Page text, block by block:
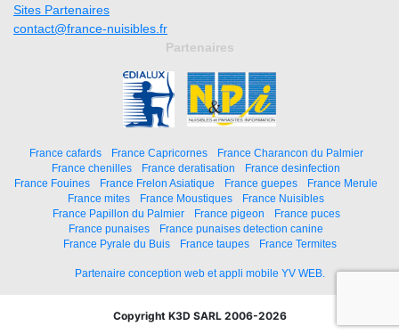
Sites Partenaires
contact@france-nuisibles.fr
Partenaires
France cafards France Capricornes
France Charancon du Palmier
France chenilles
France deratisation
France desinfection
France Fouines
France Frelon Asiatique France guepes
France Merule
France mites
France Moustiques
France Nuisibles
France Papillon du Palmier
France pigeon
France puces
France punaises
France punaises detection canine
France Pyrale du Buis
France taupes France Termites
Partenaire conception web et appli mobile YV WEB.
Copyright K3D SARL 2006-2026